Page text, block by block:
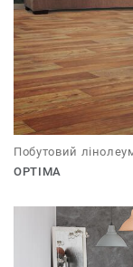
Побутовий
OPTIMA